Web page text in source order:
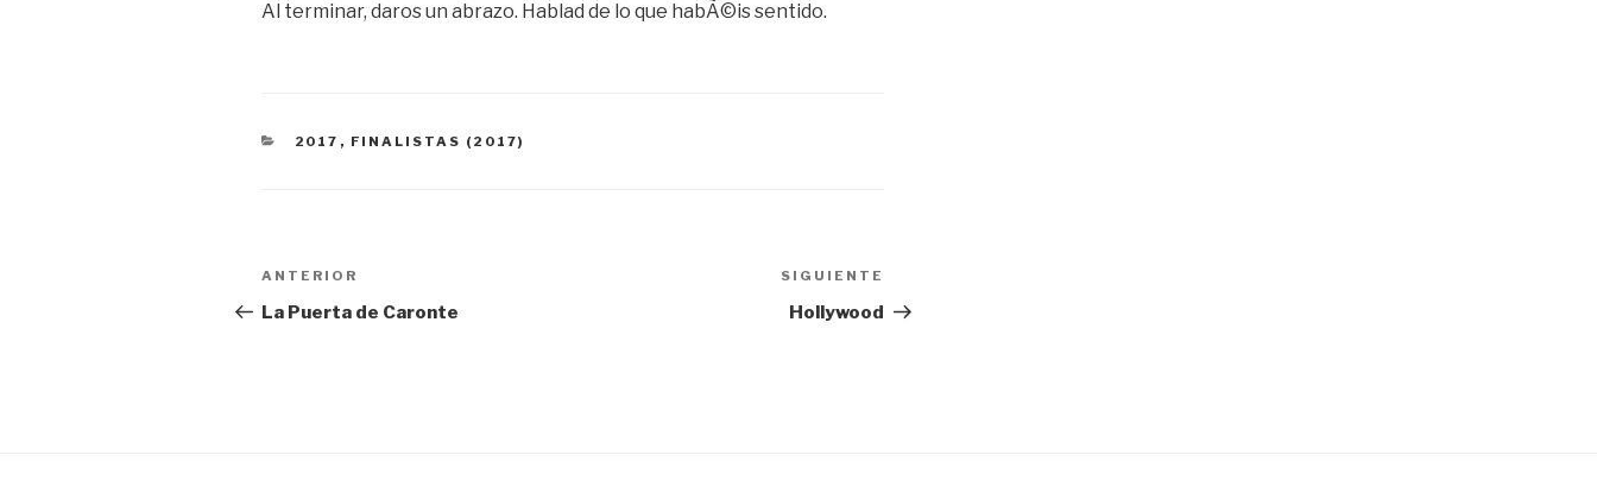
Al terminar, daros un abrazo. Hablad de lo que habÃ©is sentido.
CATEGORÍAS
2017 , FINALISTAS (2017)
Navegación
de
Entrada
anterior:
ANTERIOR
La Puerta de Caronte
entrada
SIGUIENTE
Hollywood